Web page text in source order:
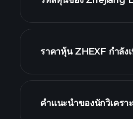
กราฟขั้นสูง
ราคาหุ้น ZHEXF กำลัง
คำแนะนำของนักวิเครา